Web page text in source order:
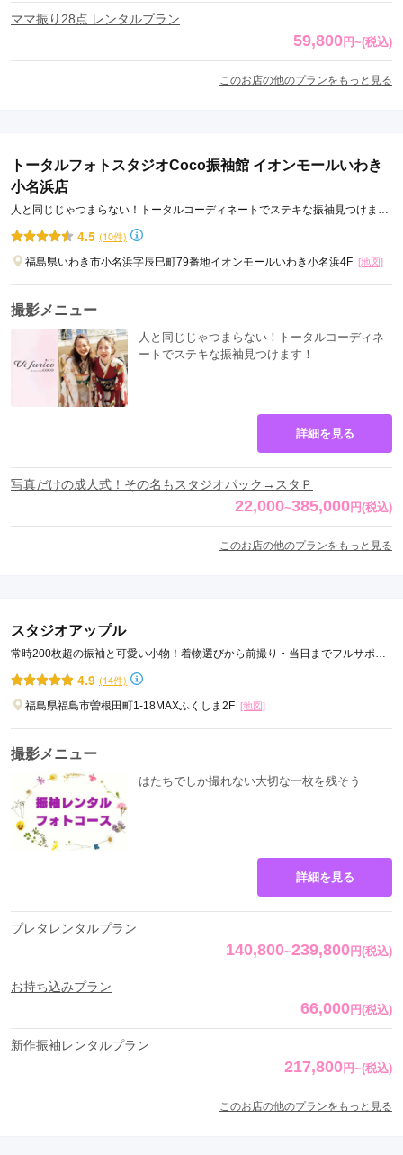
ママ振り28点 レンタルプラン
59,800 円~(税込)
このお店の他のプランをもっと見る
トータルフォトスタジオCoco振袖館 イオンモールいわき
小名浜店
人と同じじゃつまらない！トータルコーディネートでステキな振袖見つけま
4.5 (10件)
福島県いわき市小名浜字辰巳町79番地イオンモールいわき小名浜4F [地図]
撮影メニュー
人と同じじゃつまらない！トータルコーディネ
ートでステキな振袖見つけます！
詳細を見る
写真だけの成人式！その名もスタジオパック→スタＰ
22,000~385,000 円(税込)
このお店の他のプランをもっと見る
スタジオアップル
常時200枚超の振袖と可愛い小物！着物選びから前撮り・当日までフルサポー
4.9 (14件)
福島県福島市曽根田町1-18MAXふくしま2F [地図]
撮影メニュー
はたちでしか撮れない大切な一枚を残そう
詳細を見る
プレタレンタルプラン
140,800~239,800 円(税込)
お持ち込みプラン
66,000 円(税込)
新作振袖レンタルプラン
217,800 円~(税込)
このお店の他のプランをもっと見る